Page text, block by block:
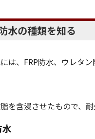
水の種類を知る
は、FRP防水、ウレタ
を含浸させたもので、